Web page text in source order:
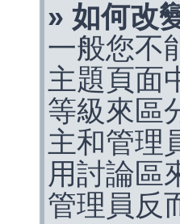
» 如何改
一般您不
主題頁面
等級來區
主和管理
用討論區
管理員反